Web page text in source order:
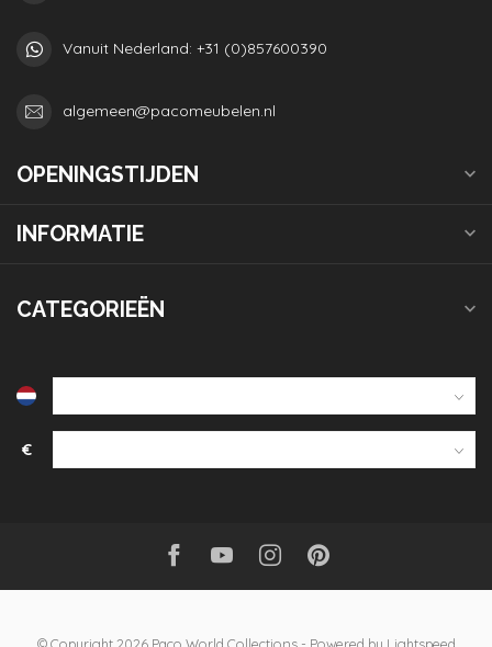
Vanuit Nederland: +31 (0)857600390
algemeen@pacomeubelen.nl
OPENINGSTIJDEN
INFORMATIE
CATEGORIEËN
€